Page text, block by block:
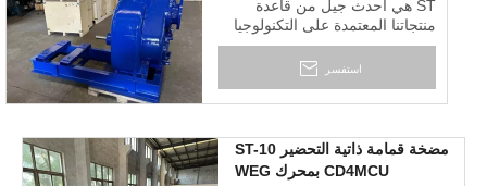
ST هي أحدث جيل من قاعدة
منتجاتنا المعتمدة على التكنولوجيا
والحرف اليدوية الأمريكية. إنه
مصمم للتشغيل الاقتصادي والخالي
السوائل الصلبة والملاط.
استفسر
مضخة قمامة ذاتية التحضير ST-10
CD4MCU بمحرك WEG